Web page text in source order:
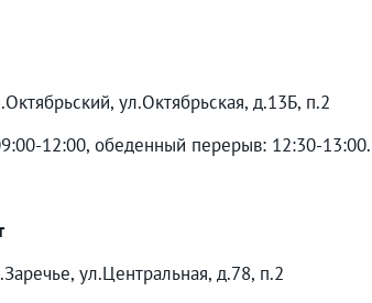
ул.Октябрьская, д.13Б, п.2
12:00, обеденный перерыв: 12:30-13:00.
ул.Центральная, д.78, п.2